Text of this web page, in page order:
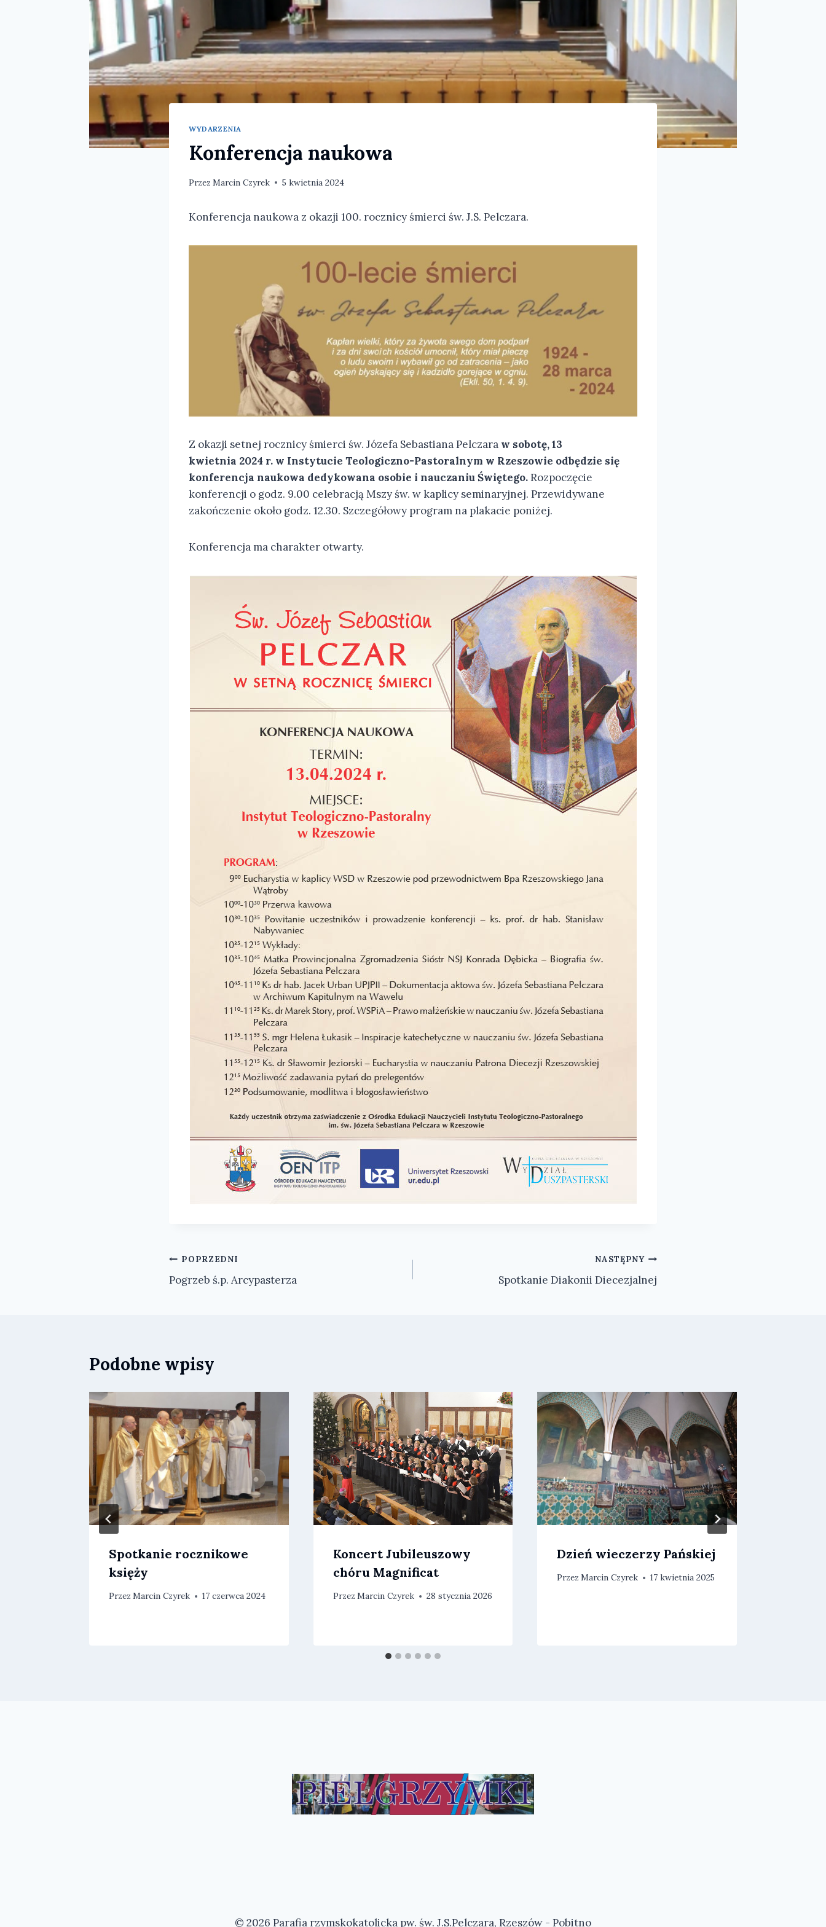
WYDARZENIA
Konferencja naukowa
Przez Marcin Czyrek 5 kwietnia 2024
Konferencja naukowa z okazji 100. rocznicy śmierci św. J.S. Pelczara.
Z okazji setnej rocznicy śmierci św. Józefa Sebastiana Pelczara w sobotę, 13
kwietnia 2024 r. w Instytucie Teologiczno-Pastoralnym w Rzeszowie odbędzie się
konferencja naukowa dedykowana osobie i nauczaniu Świętego.Rozpoczęcie
konferencji o godz. 9.00 celebracją Mszy św. w kaplicy seminaryjnej. Przewidywane
zakończenie około godz. 12.30. Szczegółowy program na plakacie poniżej.
Konferencja ma charakter otwarty.
Nawigacja
wpisu
POPRZEDNI
Pogrzeb ś.p. Arcypasterza
NASTĘPNY
Spotkanie Diakonii Diecezjalnej
Podobne wpisy
Spotkanie rocznikowe
księży
Przez Marcin Czyrek 17 czerwca 2024
Koncert Jubileuszowy
chóru Magnificat
Przez Marcin Czyrek 28 stycznia 2026
Dzień wieczerzy Pańskiej
Przez Marcin Czyrek 17 kwietnia 2025
© 2026 Parafia rzymskokatolicka pw. św. J.S.Pelczara, Rzeszów - Pobitno